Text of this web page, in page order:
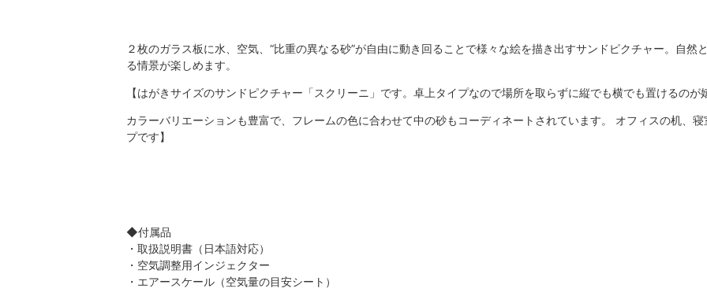
２枚のガラス板に水、空気、“比重の異なる砂”が自由に動き回ることで様々な絵を描き出すサンドピクチャー。自
る情景が楽しめます。
【はがきサイズのサンドピクチャー「スクリーニ」です。卓上タイプなので場所を取らずに縦でも横でも置けるのが
カラーバリエーションも豊富で、フレームの色に合わせて中の砂もコーディネートされています。 オフィスの机、
プです】
◆付属品
・取扱説明書（日本語対応）
・空気調整用インジェクター
・エアースケール（空気量の目安シート）